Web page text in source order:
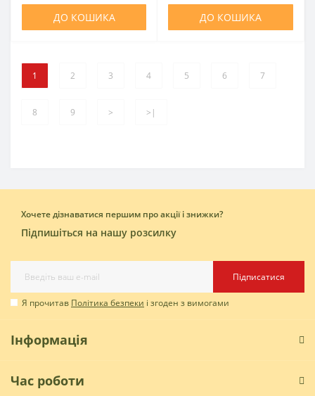
ДО КОШИКА ДО КОШИКА
1 2 3 4 5 6 7
8 9 > >|
Хочете дізнаватися першим про акції і знижки?
Підпишіться на нашу розсилку
Підписатися
Я прочитав Політика безпеки і згоден з вимогами
Інформація
Час роботи